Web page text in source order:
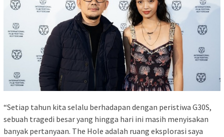
“Setiap tahun kita selalu berhadapan dengan peristiwa G30S,
sebuah tragedi besar yang hingga hari ini masih menyisakan
banyak pertanyaan. The Hole adalah ruang eksplorasi saya